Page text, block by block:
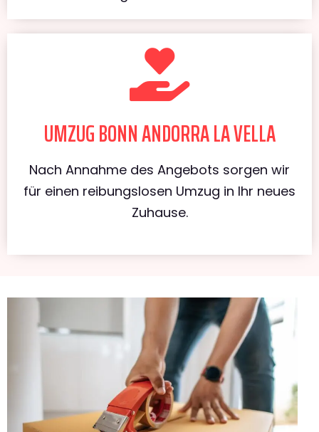
UMZUG BONN ANDORRA LA VELLA
Nach Annahme des Angebots sorgen wir
für einen reibungslosen Umzug in Ihr neues
Zuhause.